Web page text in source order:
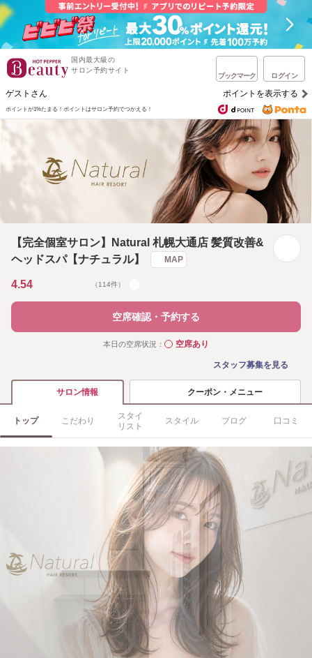
国内最大級の
サロン予約サイト
ブックマーク ログイン
ゲストさん ポイントを表示する
ポイントが1%たまる！ ポイントはサロン予約でつかえる！
【完全個室サロン】Natural 札幌大通店 髪質改善&
ヘッドスパ【ナチュラル】
MAP
4.54 （114件）
空席確認・予約する
本日の空席状況： ◯空席あり
スタッフ募集を見る
サロン情報 クーポン・メニュー
トップ こだわり
スタイ
リスト
スタイル ブログ 口コミ